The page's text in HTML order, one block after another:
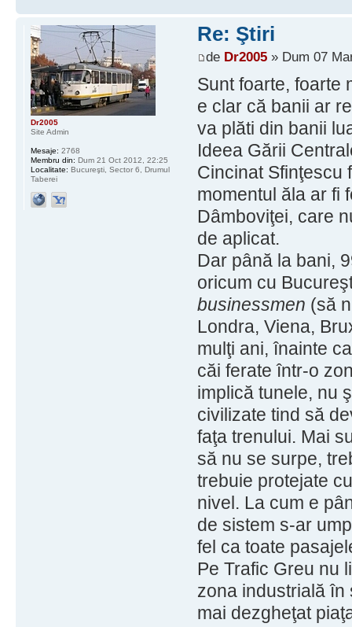
Re: Ştiri
de Dr2005» Dum 07
Sunt foarte, foarte
e clar că banii ar
va plăti din banii
Ideea Gării
Cincinat Sfinţescu
momentul ăla ar fi
Dâmboviţei, care
de aplicat.
Dar până la bani,
oricum cu
businessmen (să
Londra, Viena,
mulţi ani, înainte
căi ferate într-o
implică tunele, nu
civilizate tind să
faţa trenului. Mai
să nu se surpe,
trebuie protejate
nivel. La cum e
de sistem s-ar
fel ca toate
Pe Trafic Greu nu
zona industrială în
mai dezgheţat
Dr2005
Site Admin
Mesaje: 2768
Membru din: Dum 21 Oct 2012, 22:25
Localitate: Bucureşti, Sector 6, Drumul
Taberei